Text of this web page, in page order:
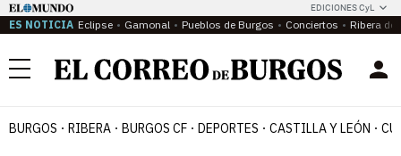
EDICIONES CyL
ES NOTICIA Eclipse Gamonal Pueblos de Burgos Conciertos Ribera del
Menú
BURGOS RIBERA BURGOS CF DEPORTES CASTILLA Y LEÓN